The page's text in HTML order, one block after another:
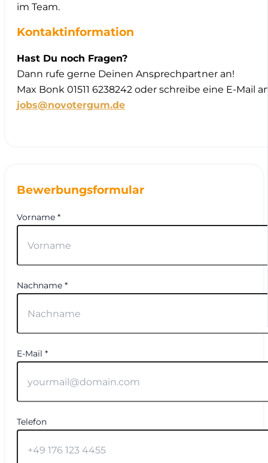
im Team.
Kontaktinformation
Hast Du noch Fragen?
Dann rufe gerne Deinen Ansprechpartner an!
Max Bonk 01511 6238242 oder schreibe eine E-Mail
jobs@novotergum.de
Bewerbungsformular
Vorname *
Nachname *
E-Mail *
Telefon